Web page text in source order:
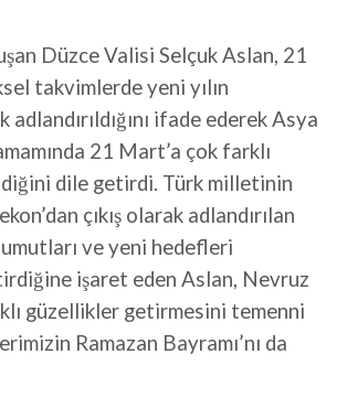
Düzce Valisi Selçuk Aslan, 21
takvimlerde yeni yılın
adlandırıldığını ifade ederek Asya
21 Mart’a çok farklı
dile getirdi. Türk milletinin
çıkış olarak adlandırılan
ve yeni hedefleri
işaret eden Aslan, Nevruz
güzellikler getirmesini temenni
Ramazan Bayramı’nı da